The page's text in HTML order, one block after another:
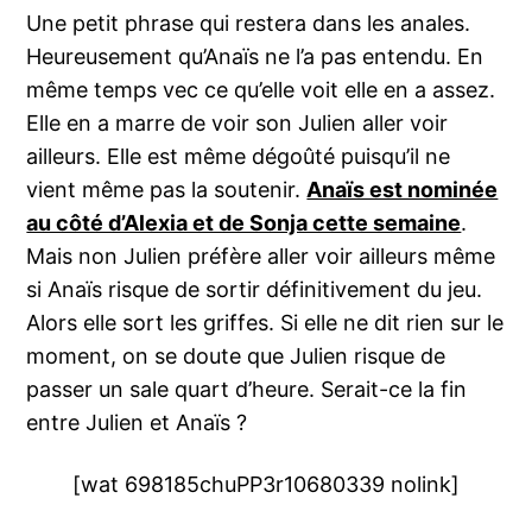
Une petit phrase qui restera dans les anales.
Heureusement qu’Anaïs ne l’a pas entendu. En
même temps vec ce qu’elle voit elle en a assez.
Elle en a marre de voir son Julien aller voir
ailleurs. Elle est même dégoûté puisqu’il ne
vient même pas la soutenir.Anaïs est nominée
au côté d’Alexia et de Sonja cette semaine.
Mais non Julien préfère aller voir ailleurs même
si Anaïs risque de sortir définitivement du jeu.
Alors elle sort les griffes. Si elle ne dit rien sur le
moment, on se doute que Julien risque de
passer un sale quart d’heure. Serait-ce la fin
entre Julien et Anaïs ?
[wat 698185chuPP3r10680339 nolink]